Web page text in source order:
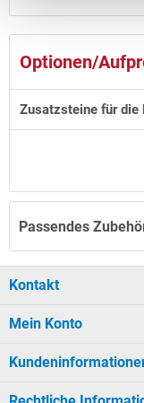
Optionen/
Zusatzsteine für die
Passendes
Kontakt
Mein Konto